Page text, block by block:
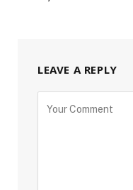
LEAVE A REPLY